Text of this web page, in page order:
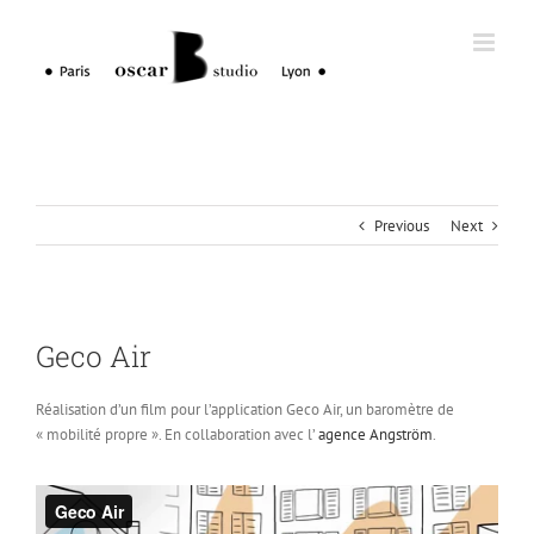
Previous Next
Geco Air
Réalisation d’un film pour l’application Geco Air, un baromètre de
« mobilité propre ». En collaboration avec l’agence Angström.